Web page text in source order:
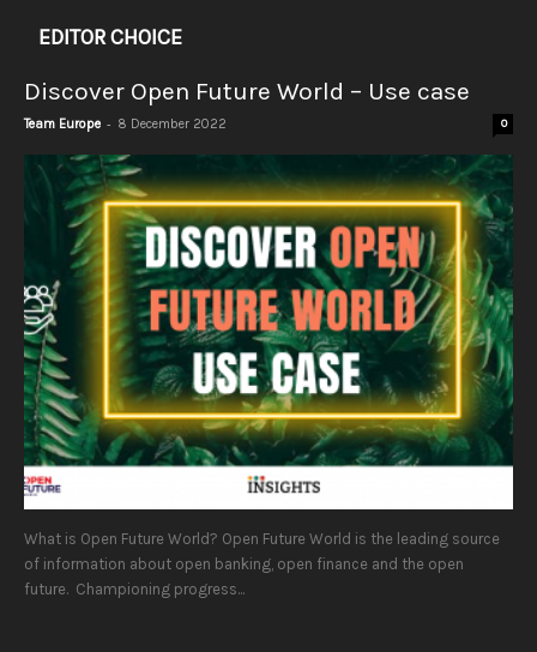
EDITOR CHOICE
Discover Open Future World – Use case
Team Europe - 8 December 2022 0
What is Open Future World? Open Future World is the leading source
of information about open banking, open finance and the open
future. Championing progress...